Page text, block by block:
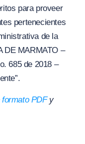
para proveer
pertenecientes
de la
DE MARMATO –
685 de 2018 –
formato PDFy